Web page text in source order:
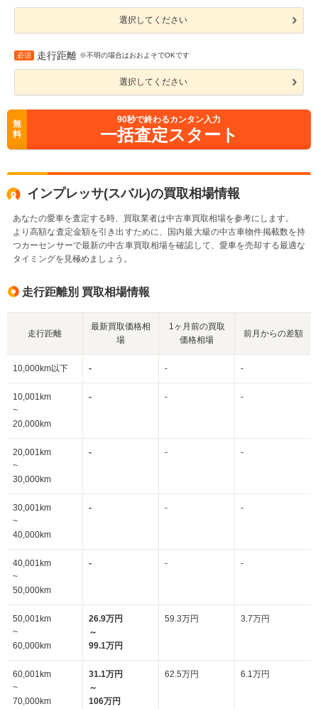
選択してください
必須 走行距離 ※不明の場合はおおよそでOKです
選択してください
無
料
90秒で終わるカンタン入力
一括査定スタート
インプレッサ(スバル)の買取相場情報
あなたの愛車を査定する時、買取業者は中古車買取相場を参考にします。
より高額な査定金額を引き出すために、国内最大級の中古車物件掲載数を持
つカーセンサーで最新の中古車買取相場を確認して、愛車を売却する最適な
タイミングを見極めましょう。
走行距離別 買取相場情報
走行距離
最新買取価格相
場
1ヶ月前の買取
価格相場
前月からの差額
10,000km以下 - - -
10,001km
~
20,000km
- - -
20,001km
~
30,000km
- - -
30,001km
~
40,000km
- - -
40,001km
~
50,000km
- - -
50,001km
~
60,000km
26.9万円
～
99.1万円
59.3万円 3.7万円
60,001km
~
70,000km
31.1万円
～
106万円
62.5万円 6.1万円